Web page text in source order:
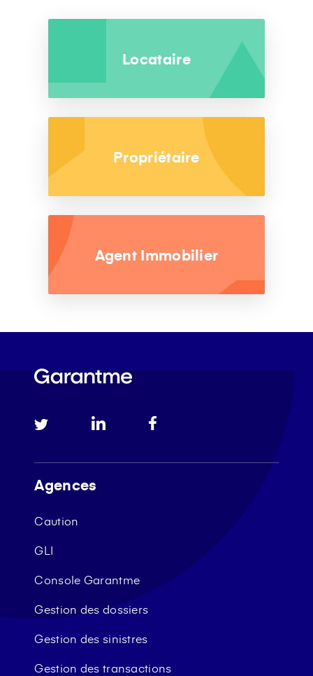
Locataire
Propriétaire
Agent Immobilier
Agences
Caution
GLI
Console Garantme
Gestion des dossiers
Gestion des sinistres
Gestion des transactions